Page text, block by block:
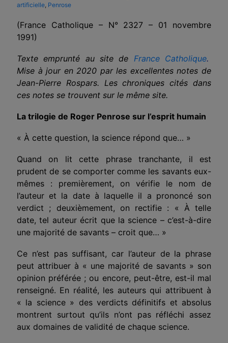
artificielle Penrose
(France Catholique – N° 2327 – 01 novembre
1991)
Texte emprunté au site de France Catholique.
Mise à jour en 2020 par les excellentes notes de
Jean-Pierre Rospars. Les chroniques cités dans
ces notes se trouvent sur le même site.
La trilogie de Roger Penrose sur l’esprit humain
« À cette question, la science répond que… »
Quand on lit cette phrase tranchante, il est
prudent de se comporter comme les savants eux-
mêmes : premièrement, on vérifie le nom de
l’auteur et la date à laquelle il a prononcé son
verdict ; deuxièmement, on rectifie : « À telle
date, tel auteur écrit que la science – c’est-à-dire
une majorité de savants – croit que… »
Ce n’est pas suffisant, car l’auteur de la phrase
peut attribuer à « une majorité de savants » son
opinion préférée ; ou encore, peut-être, est-il mal
renseigné. En réalité, les auteurs qui attribuent à
« la science » des verdicts définitifs et absolus
montrent surtout qu’ils n’ont pas réfléchi assez
aux domaines de validité de chaque science.